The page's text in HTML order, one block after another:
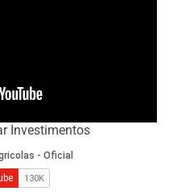
Investimentos